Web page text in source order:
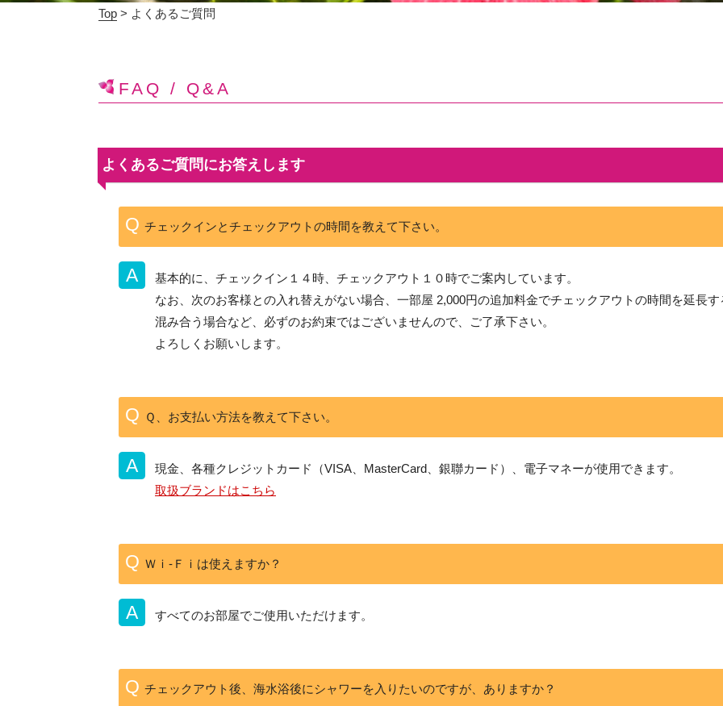
Top > よくあるご質問
FAQ / Q&A
よくあるご質問にお答えします
チェックインとチェックアウトの時間を教えて下さい。
基本的に、チェックイン１４時、チェックアウト１０時でご案内しています。
なお、次のお客様との入れ替えがない場合、一部屋 2,000円の追加料金でチェックアウトの時間を延長す
混み合う場合など、必ずのお約束ではございませんので、ご了承下さい。
よろしくお願いします。
Ｑ、お支払い方法を教えて下さい。
現金、各種クレジットカード（VISA、MasterCard、銀聯カード）、電子マネーが使用できます。
取扱ブランドはこちら
Ｗｉ-Ｆｉは使えますか？
すべてのお部屋でご使用いただけます。
チェックアウト後、海水浴後にシャワーを入りたいのですが、ありますか？